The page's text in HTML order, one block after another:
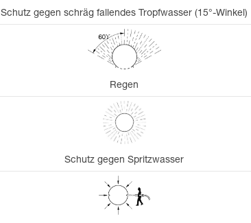
Schutz gegen schräg fallendes Tropfwasser (15°-Winkel)
Regen
Schutz gegen Spritzwasser